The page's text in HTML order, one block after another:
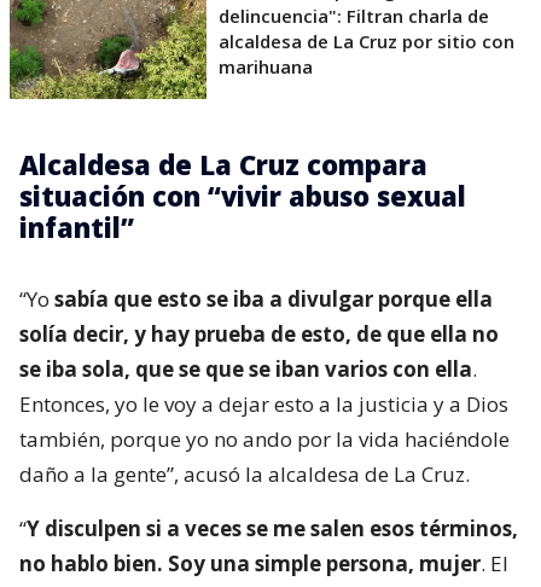
delincuencia": Filtran charla de
alcaldesa de La Cruz por sitio con
marihuana
Alcaldesa de La Cruz compara
situación con “vivir abuso sexual
infantil”
“Yo sabía que esto se iba a divulgar porque ella
solía decir, y hay prueba de esto, de que ella no
se iba sola, que se que se iban varios con ella.
Entonces, yo le voy a dejar esto a la justicia y a Dios
también, porque yo no ando por la vida haciéndole
daño a la gente”, acusó la alcaldesa de La Cruz.
“Y disculpen si a veces se me salen esos términos,
no hablo bien. Soy una simple persona, mujer. El